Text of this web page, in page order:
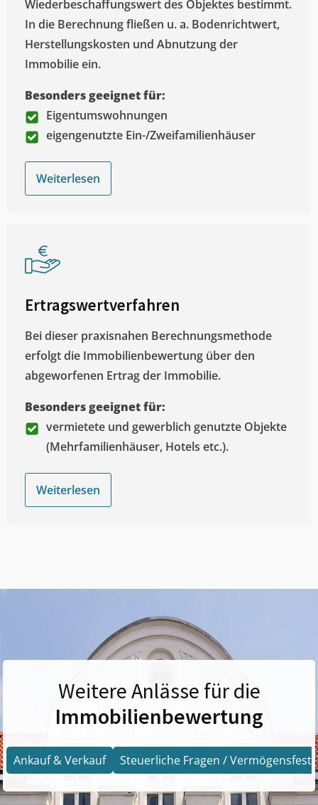
Wiederbeschaffungswert des Objektes bestimmt.
In die Berechnung fließen u. a. Bodenrichtwert,
Herstellungskosten und Abnutzung der
Immobilie ein.
Besonders geeignet für:
Eigentumswohnungen
eigengenutzte Ein-/Zweifamilienhäuser
Weiterlesen
Ertragswertverfahren
Bei dieser praxisnahen Berechnungsmethode
erfolgt die Immobilienbewertung über den
abgeworfenen Ertrag der Immobilie.
Besonders geeignet für:
vermietete und gewerblich genutzte Objekte
(Mehrfamilienhäuser, Hotels etc.).
Weiterlesen
Weitere Anlässe für die
Immobilienbewertung
Ankauf & Verkauf Steuerliche Fragen /